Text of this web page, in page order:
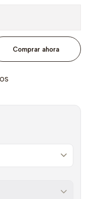
Comprar ahora